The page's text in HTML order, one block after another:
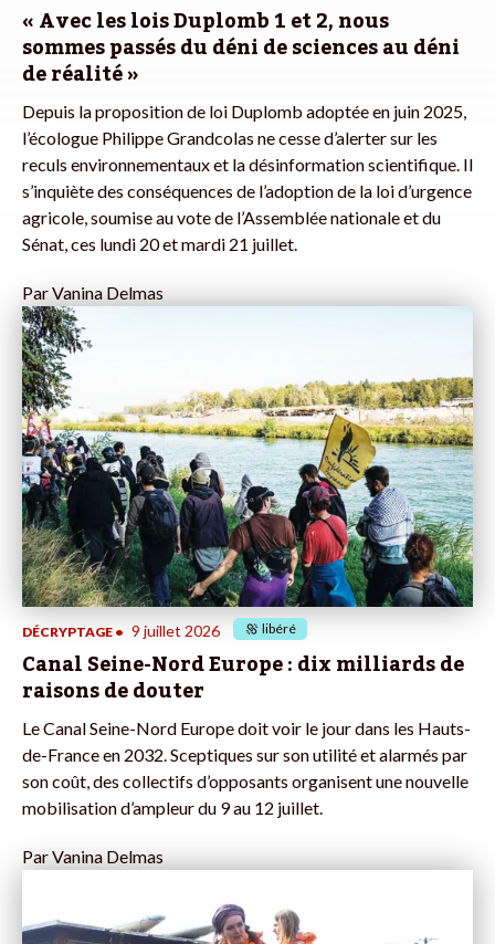
« Avec les lois Duplomb 1 et 2, nous
sommes passés du déni de sciences au déni
de réalité »
Depuis la proposition de loi Duplomb adoptée en juin 2025,
l’écologue Philippe Grandcolas ne cesse d’alerter sur les
reculs environnementaux et la désinformation scientifique. Il
s’inquiète des conséquences de l’adoption de la loi d’urgence
agricole, soumise au vote de l’Assemblée nationale et du
Sénat, ces lundi 20 et mardi 21 juillet.
ParVanina Delmas
DÉCRYPTAGE • 9 juillet 2026 libéré
Canal Seine-Nord Europe : dix milliards de
raisons de douter
Le Canal Seine-Nord Europe doit voir le jour dans les Hauts-
de-France en 2032. Sceptiques sur son utilité et alarmés par
son coût, des collectifs d’opposants organisent une nouvelle
mobilisation d’ampleur du 9 au 12 juillet.
ParVanina Delmas